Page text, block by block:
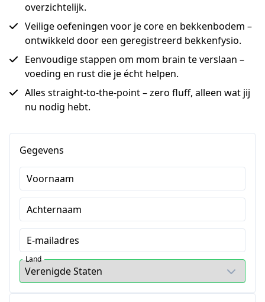
overzichtelijk.
Veilige oefeningen voor je core en bekkenbodem –
ontwikkeld door een geregistreerd bekkenfysio.
Eenvoudige stappen om mom brain te verslaan –
voeding en rust die je écht helpen.
Alles straight-to-the-point – zero fluff, alleen wat jij
nu nodig hebt.
Gegevens
Voornaam
Achternaam
E-mailadres
Land